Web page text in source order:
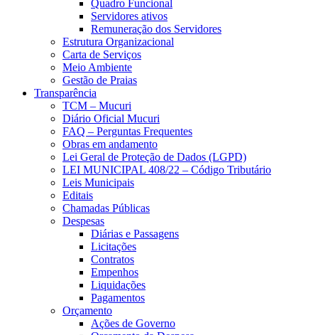
Quadro Funcional
Servidores ativos
Remuneração dos Servidores
Estrutura Organizacional
Carta de Serviços
Meio Ambiente
Gestão de Praias
Transparência
TCM – Mucuri
Diário Oficial Mucuri
FAQ – Perguntas Frequentes
Obras em andamento
Lei Geral de Proteção de Dados (LGPD)
LEI MUNICIPAL 408/22 – Código Tributário
Leis Municipais
Editais
Chamadas Públicas
Despesas
Diárias e Passagens
Licitações
Contratos
Empenhos
Liquidações
Pagamentos
Orçamento
Ações de Governo